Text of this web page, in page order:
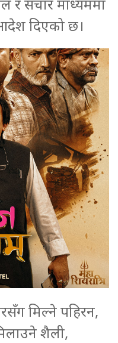
दिएको छ।
मिल्ने पहिरन,
शैली,